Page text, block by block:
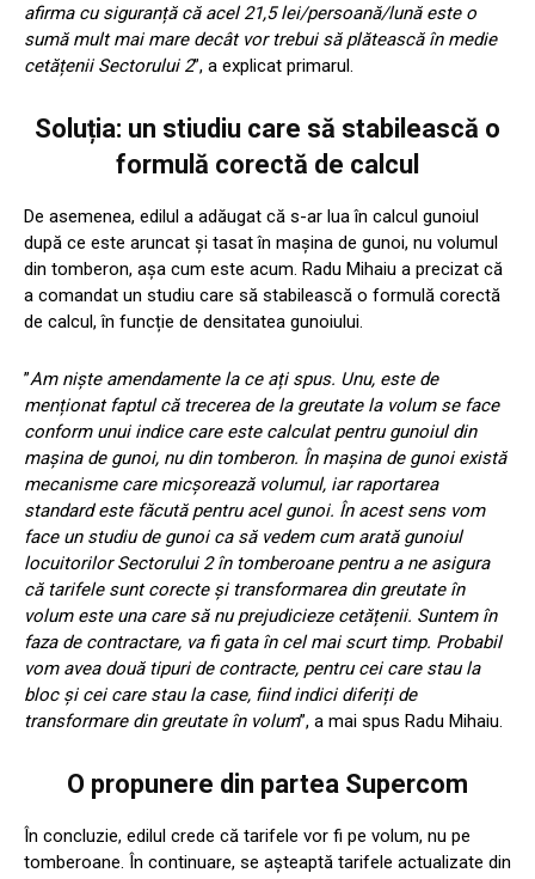
afirma cu siguranță că acel 21,5 lei/persoană/lună este o
sumă mult mai mare decât vor trebui să plătească în medie
cetățenii Sectorului 2”, a explicat primarul.
Soluția: un stiudiu care să stabilească o
formulă corectă de calcul
De asemenea, edilul a adăugat că s-ar lua în calcul gunoiul
după ce este aruncat și tasat în mașina de gunoi, nu volumul
din tomberon, așa cum este acum. Radu Mihaiu a precizat că
a comandat un studiu care să stabilească o formulă corectă
de calcul, în funcție de densitatea gunoiului.
”Am niște amendamente la ce ați spus. Unu, este de
menționat faptul că trecerea de la greutate la volum se face
conform unui indice care este calculat pentru gunoiul din
mașina de gunoi, nu din tomberon. În mașina de gunoi există
mecanisme care micșorează volumul, iar raportarea
standard este făcută pentru acel gunoi. În acest sens vom
face un studiu de gunoi ca să vedem cum arată gunoiul
locuitorilor Sectorului 2 în tomberoane pentru a ne asigura
că tarifele sunt corecte și transformarea din greutate în
volum este una care să nu prejudicieze cetățenii. Suntem în
faza de contractare, va fi gata în cel mai scurt timp. Probabil
vom avea două tipuri de contracte, pentru cei care stau la
bloc și cei care stau la case, fiind indici diferiți de
transformare din greutate în volum”, a mai spus Radu Mihaiu.
O propunere din partea Supercom
În concluzie, edilul crede că tarifele vor fi pe volum, nu pe
tomberoane. În continuare, se așteaptă tarifele actualizate din